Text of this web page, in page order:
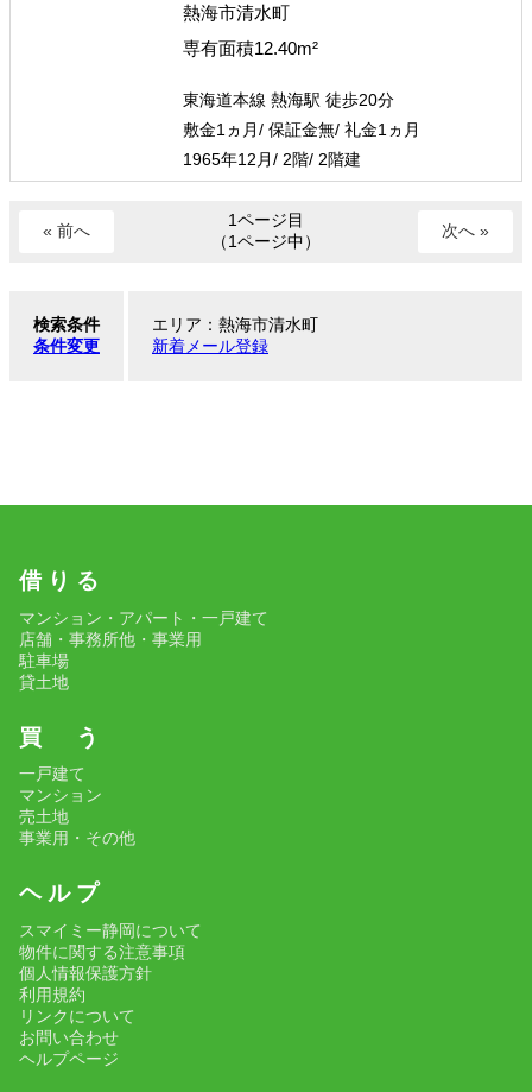
熱海市清水町
専有面積12.40m²
東海道本線 熱海駅 徒歩20分
敷金1ヵ月/ 保証金無/ 礼金1ヵ月
1965年12月/ 2階/ 2階建
« 前へ
1ページ目
（1ページ中）
次へ »
検索条件
条件変更
エリア：熱海市清水町
新着メール登録
借 り る
マンション・アパート・一戸建て
店舗・事務所他・事業用
駐車場
貸土地
買 う
一戸建て
マンション
売土地
事業用・その他
ヘ ル プ
スマイミー静岡について
物件に関する注意事項
個人情報保護方針
利用規約
リンクについて
お問い合わせ
ヘルプページ